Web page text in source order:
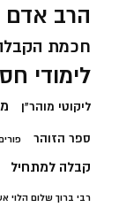
הרב אדם
חכמת
לימודי
ליקוטי מוהר"ן
ספר הזוהר
קבלה למתחיל
רבי ברוך שלום הלוי